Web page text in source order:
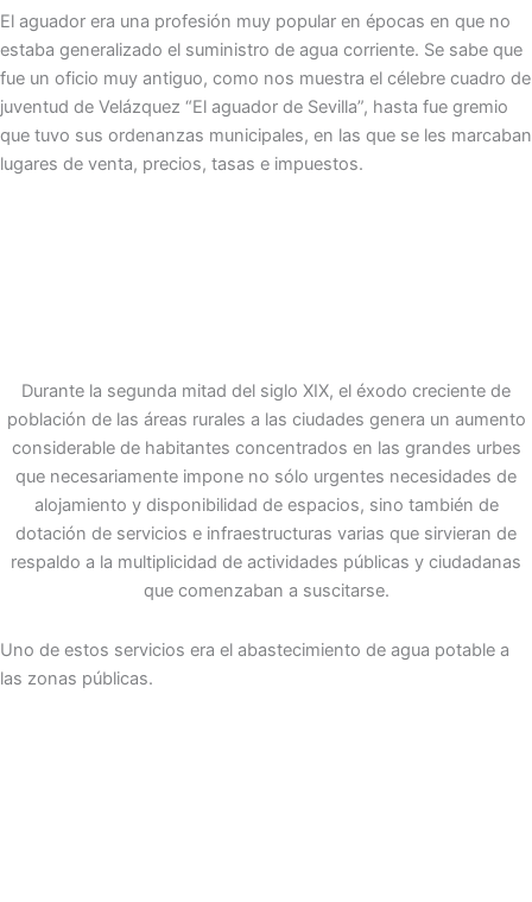
El aguador era una profesión muy popular en épocas en que no
estaba generalizado el suministro de agua corriente. Se sabe que
fue un oficio muy antiguo, como nos muestra el célebre cuadro de
juventud de Velázquez “El aguador de Sevilla”, hasta fue gremio
que tuvo sus ordenanzas municipales, en las que se les marcaban
lugares de venta, precios, tasas e impuestos.
Durante la segunda mitad del siglo XIX, el éxodo creciente de
población de las áreas rurales a las ciudades genera un aumento
considerable de habitantes concentrados en las grandes urbes
que necesariamente impone no sólo urgentes necesidades de
alojamiento y disponibilidad de espacios, sino también de
dotación de servicios e infraestructuras varias que sirvieran de
respaldo a la multiplicidad de actividades públicas y ciudadanas
que comenzaban a suscitarse.
Uno de estos servicios era el abastecimiento de agua potable a
las zonas públicas.